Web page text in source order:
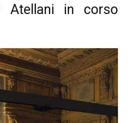
Atellani in corso